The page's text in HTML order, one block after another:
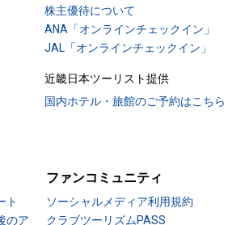
株主優待について
ANA「オンラインチェックイン」
JAL「オンラインチェックイン」
近畿日本ツーリスト提供
国内ホテル・旅館のご予約はこちら
ト
のア
ファンコミュニティ
ソーシャルメディア利用規約
クラブツーリズムPASS